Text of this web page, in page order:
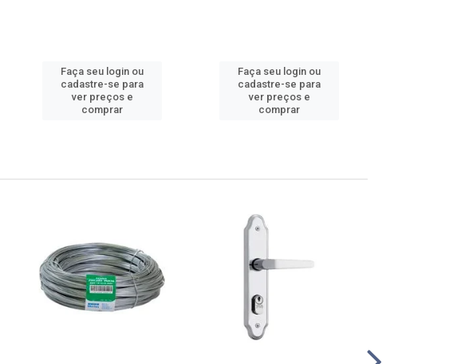
Faça seu login ou
cadastre-se para
ver preços e
comprar
Faça seu login ou
cadastre-se para
ver preços e
comprar